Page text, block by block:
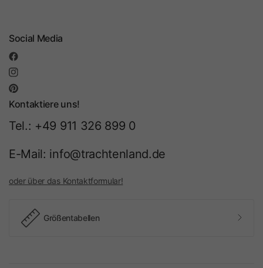
Social Media
Kontaktiere uns!
Tel.: +49 911 326 899 0
E-Mail: info@trachtenland.de
oder über das Kontaktformular!
Größentabellen